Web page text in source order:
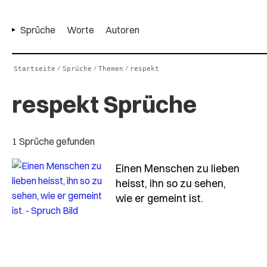
Sprüche Worte Autoren
Startseite / Sprüche / Themen / respekt
respekt Sprüche
1 Sprüche gefunden
Einen Menschen zu lieben
heisst, ihn so zu sehen,
wie er gemeint ist.